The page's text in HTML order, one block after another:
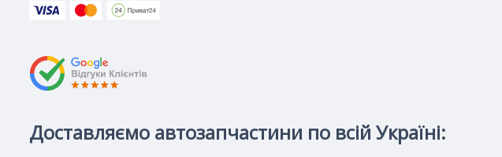
Доставляємо автозапчастини по всій Україні: